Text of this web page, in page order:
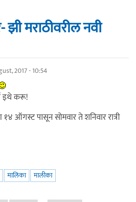
झी मराठीवरील नवी
2017 - 10:54
इथे करू!
१४ ऑगस्ट पासून सोमवार ते शनिवार रात्री
मालिका मालीका